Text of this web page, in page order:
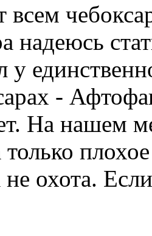
всем
надеюсь
у
-
На нашем
только
не охота.